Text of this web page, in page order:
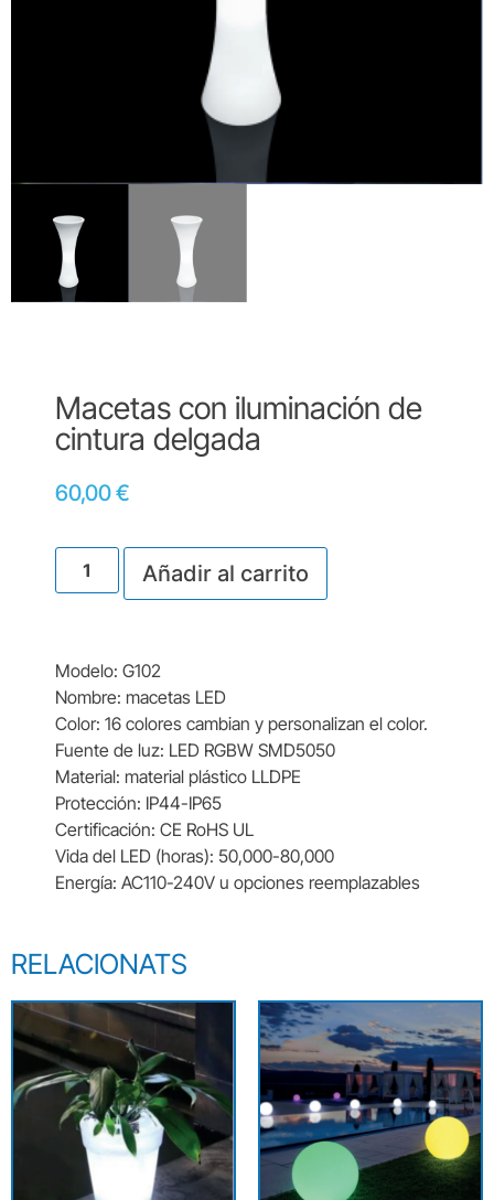
Macetas con iluminación de
cintura delgada
60,00€
Añadir al carrito
Modelo: G102
Nombre: macetas LED
Color: 16 colores cambian y personalizan el color.
Fuente de luz: LED RGBW SMD5050
Material: material plástico LLDPE
Protección: IP44-IP65
Certificación: CE RoHS UL
Vida del LED (horas): 50,000-80,000
Energía: AC110-240V u opciones reemplazables
RELACIONATS